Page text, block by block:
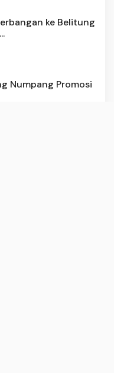
ke Belitung
Numpang Promosi